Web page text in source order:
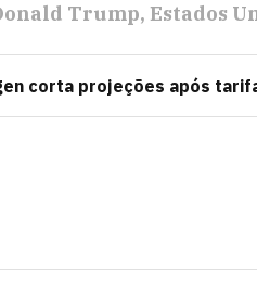
Trump Estados
corta projeções após